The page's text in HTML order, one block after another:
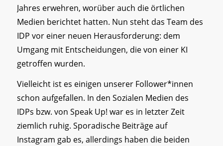
Jahres erwehren, worüber auch die örtlichen
Medien berichtet hatten. Nun steht das Team des
IDP vor einer neuen Herausforderung: dem
Umgang mit Entscheidungen, die von einer KI
getroffen wurden.
Vielleicht ist es einigen unserer Follower*innen
schon aufgefallen. In den Sozialen Medien des
IDPs bzw. von Speak Up! war es in letzter Zeit
ziemlich ruhig. Sporadische Beiträge auf
Instagram gab es, allerdings haben die beiden